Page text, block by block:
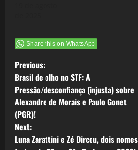
Share this on WhatsApp
P
o
s
t
Previous:
Brasil de olho no STF: A
Pressão/desconfiança (injusta) sobre
Alexandre de Morais e Paulo Gonet
(PGR)!
Next:
Luna Zarattini e Zé Dirceu, dois nomes